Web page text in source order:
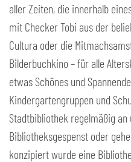
aller Zeiten, die innerhalb
mit Checker Tobi aus der
Cultura oder die
Bilderbuchkino – für alle
etwas Schönes und
Kindergartengruppen und
Stadtbibliothek regelmäßig an
Bibliotheksgespenst oder
konzipiert wurde eine